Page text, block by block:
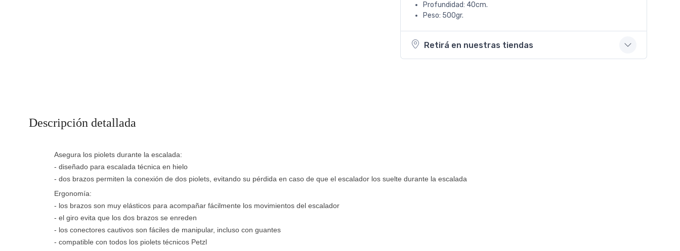
Profundidad: 40cm.
Peso: 500gr.
Retirá en nuestras tiendas
Descripción detallada
Asegura los piolets durante la escalada:
- diseñado para escalada técnica en hielo
- dos brazos permiten la conexión de dos piolets, evitando su pérdida en caso de que el escalador los suelte durante la escalada
Ergonomía:
- los brazos son muy elásticos para acompañar fácilmente los movimientos del escalador
- el giro evita que los dos brazos se enreden
- los conectores cautivos son fáciles de manipular, incluso con guantes
- compatible con todos los piolets técnicos Petzl